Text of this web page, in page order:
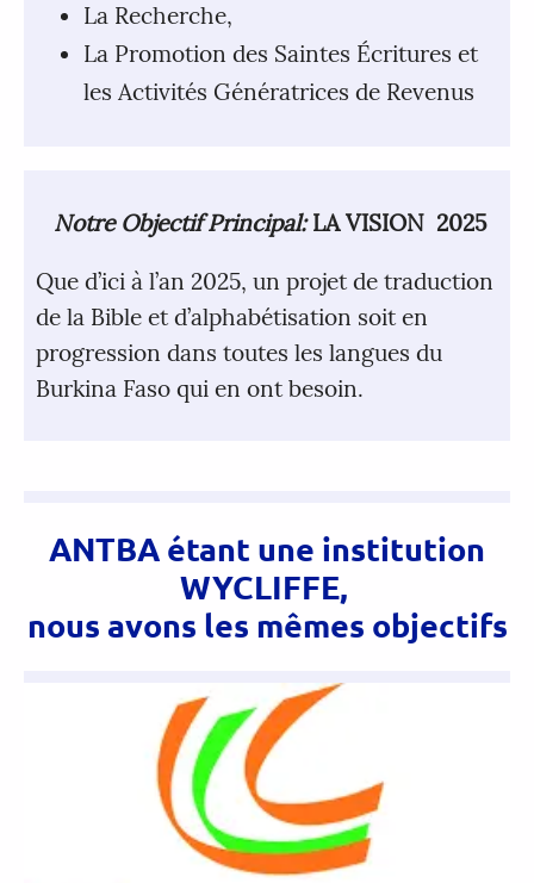
La Recherche,
La Promotion des Saintes Écritures et
les Activités Génératrices de Revenus
Notre Objectif Principal:LA VISION 2025
Que d’ici à l’an 2025, un projet de traduction
de la Bible et d’alphabétisation soit en
progression dans toutes les langues du
Burkina Faso qui en ont besoin.
ANTBA étant une institution
WYCLIFFE,
nous avons les mêmes objectifs